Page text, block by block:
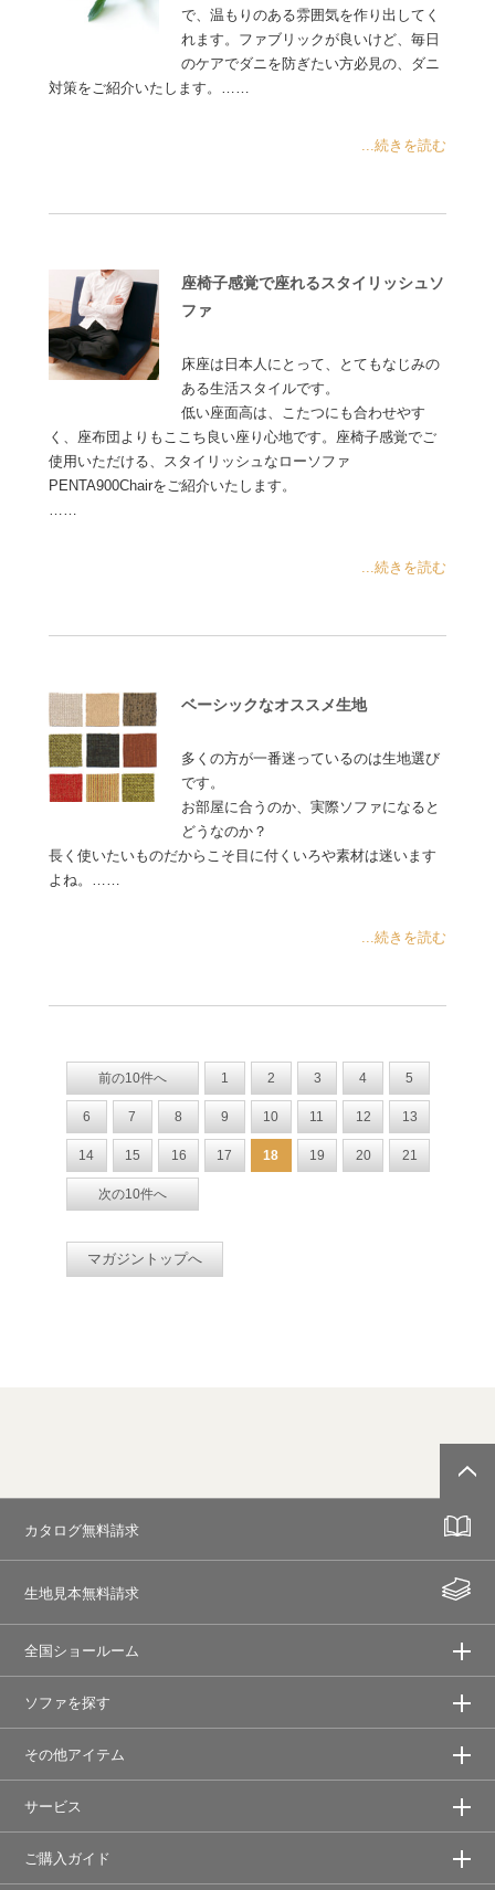
で、温もりのある雰囲気を作り出してく
れます。ファブリックが良いけど、毎日
のケアでダニを防ぎたい方必見の、ダニ
対策をご紹介いたします。……
...続きを読む
座椅子感覚で座れるスタイリッシュソ
ファ
床座は日本人にとって、とてもなじみの
ある生活スタイルです。
低い座面高は、こたつにも合わせやす
く、座布団よりもここち良い座り心地です。座椅子感覚でご
使用いただける、スタイリッシュなローソファ
PENTA900Chairをご紹介いたします。
……
...続きを読む
ベーシックなオススメ生地
多くの方が一番迷っているのは生地選び
です。
お部屋に合うのか、実際ソファになると
どうなのか？
長く使いたいものだからこそ目に付くいろや素材は迷います
よね。……
...続きを読む
前の10件へ 1 2 3 4 5
6 7 8 9 10 11 12 13
14 15 16 17 18 19 20 21
次の10件へ
マガジントップへ
カタログ無料請求
生地見本無料請求
全国ショールーム
ソファを探す
その他アイテム
サービス
ご購入ガイド